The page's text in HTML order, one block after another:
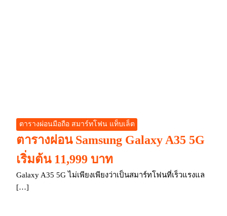
ตารางผ่อนมือถือ สมาร์ทโฟน แท็บเล็ต
ตารางผ่อน Samsung Galaxy A35 5G
เริ่มต้น 11,999 บาท
Galaxy A35 5G ไม่เพียงเพียงว่าเป็นสมาร์ทโฟนที่เร็วแรงแล
[…]